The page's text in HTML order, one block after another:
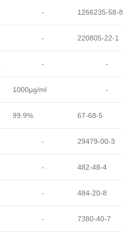
- 1266235-58-8
- 220805-22-1
- -
1000μg/ml -
99.9% 67-68-5
- 29479-00-3
- 482-48-4
- 484-20-8
- 7380-40-7